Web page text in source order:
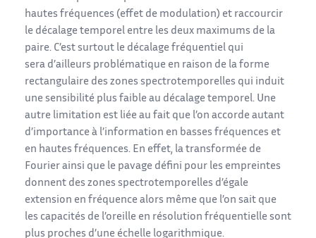
hautes fréquences (effet de modulation) et raccourcir
le décalage temporel entre les deux maximums de la
paire. C’est surtout le décalage fréquentiel qui
sera d’ailleurs problématique en raison de la forme
rectangulaire des zones spectrotemporelles qui induit
une sensibilité plus faible au décalage temporel. Une
autre limitation est liée au fait que l’on accorde autant
d’importance à l’information en basses fréquences et
en hautes fréquences. En effet, la transformée de
Fourier ainsi que le pavage défini pour les empreintes
donnent des zones spectrotemporelles d’égale
extension en fréquence alors même que l’on sait que
les capacités de l’oreille en résolution fréquentielle sont
plus proches d’une échelle logarithmique.